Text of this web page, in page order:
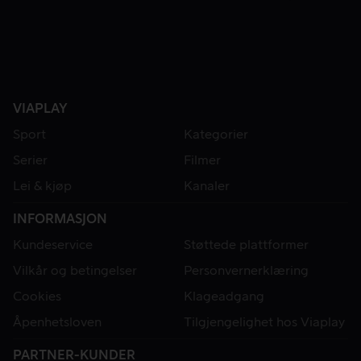
VIAPLAY
Sport
Kategorier
Serier
Filmer
Lei & kjøp
Kanaler
INFORMASJON
Kundeservice
Støttede plattformer
Vilkår og betingelser
Personvernerklæring
Cookies
Klageadgang
Åpenhetsloven
Tilgjengelighet hos Viaplay
PARTNER-KUNDER